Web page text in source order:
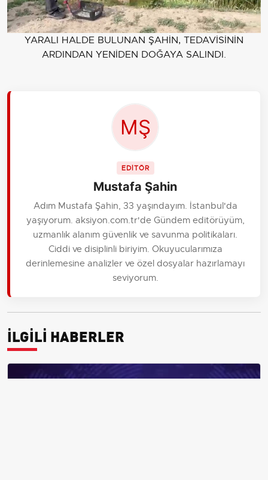
YARALI HALDE BULUNAN ŞAHİN, TEDAVİSİNİN
ARDINDAN YENİDEN DOĞAYA SALINDI.
EDİTÖR
Mustafa Şahin
Adım Mustafa Şahin, 33 yaşındayım. İstanbul'da
yaşıyorum. aksiyon.com.tr'de Gündem editörüyüm,
uzmanlık alanım güvenlik ve savunma politikaları.
Ciddi ve disiplinli biriyim. Okuyucularımıza
derinlemesine analizler ve özel dosyalar hazırlamayı
seviyorum.
İLGİLİ HABERLER